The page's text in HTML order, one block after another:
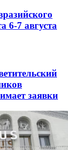
6-7 августа
заявки